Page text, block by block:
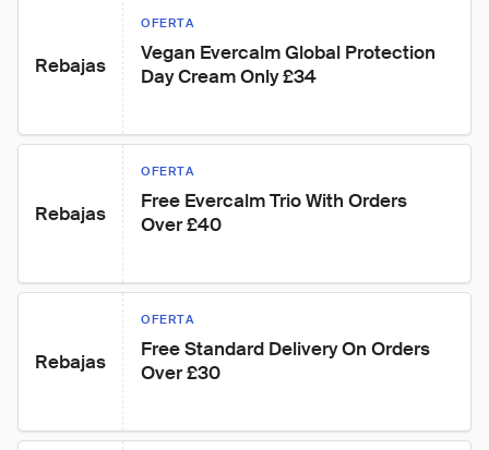
Rebajas
OFERTA
Vegan Evercalm Global Protection
Day Cream Only £34
Rebajas
OFERTA
Free Evercalm Trio With Orders
Over £40
Rebajas
OFERTA
Free Standard Delivery On Orders
Over £30